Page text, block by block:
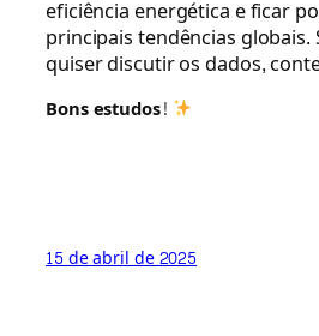
eficiência energética e ficar
principais tendências globais.
quiser discutir os dados,
Bons estudos!
15 de abril de 2025